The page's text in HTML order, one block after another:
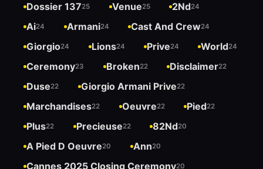
Dossier 13725 Venue25 2Nd24
Ai24 Armani24 Cast And Crew24
Giorgio24 Lions24 Prive24 World24
Ceremony23 Broken22 Disclaimer22
Duse22 Giorgio Armani Prive22
Marchandises22 Oeuvre22 Pied22
Plus22 Precieuse22 82Nd20
A Pied D Oeuvre20 Ann20
Cannes 2025 Closing Ceremony20